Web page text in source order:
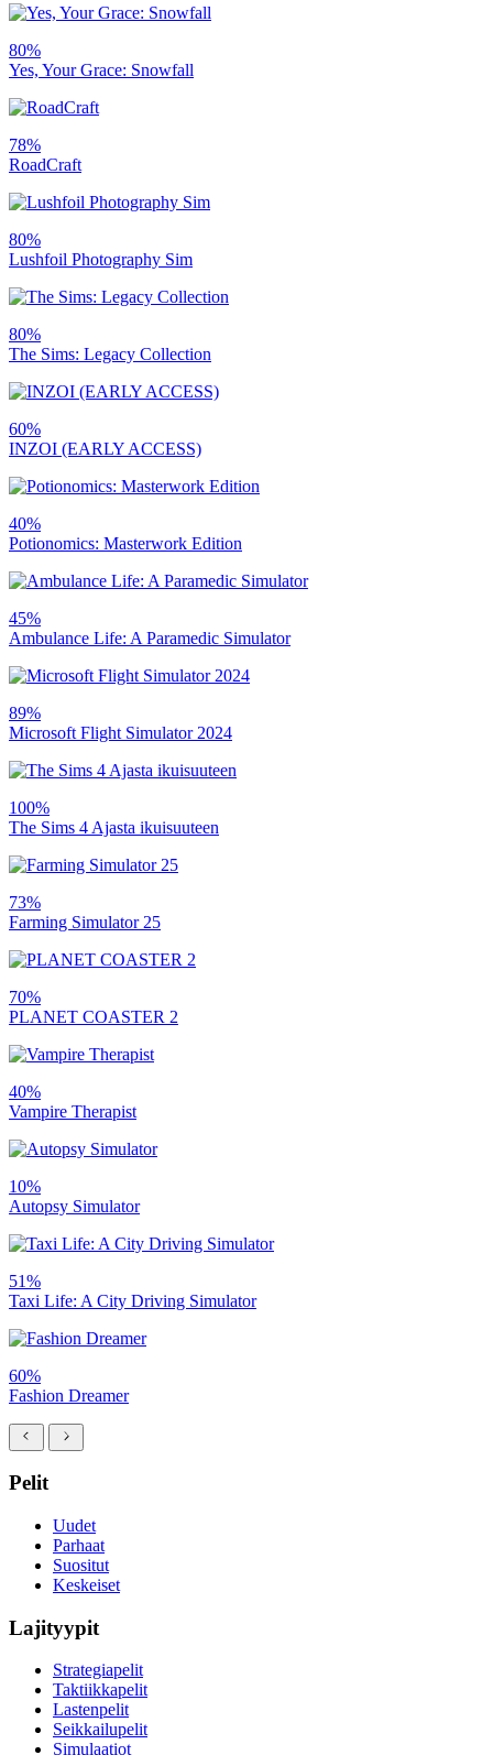
80%
Yes, Your Grace: Snowfall
78%
RoadCraft
80%
Lushfoil Photography Sim
80%
The Sims: Legacy Collection
60%
INZOI (EARLY ACCESS)
40%
Potionomics: Masterwork Edition
45%
Ambulance Life: A Paramedic Simulator
89%
Microsoft Flight Simulator 2024
100%
The Sims 4 Ajasta ikuisuuteen
73%
Farming Simulator 25
70%
PLANET COASTER 2
40%
Vampire Therapist
10%
Autopsy Simulator
51%
Taxi Life: A City Driving Simulator
60%
Fashion Dreamer
Pelit
Uudet
Parhaat
Suositut
Keskeiset
Lajityypit
Strategiapelit
Taktiikkapelit
Lastenpelit
Seikkailupelit
Simulaatiot